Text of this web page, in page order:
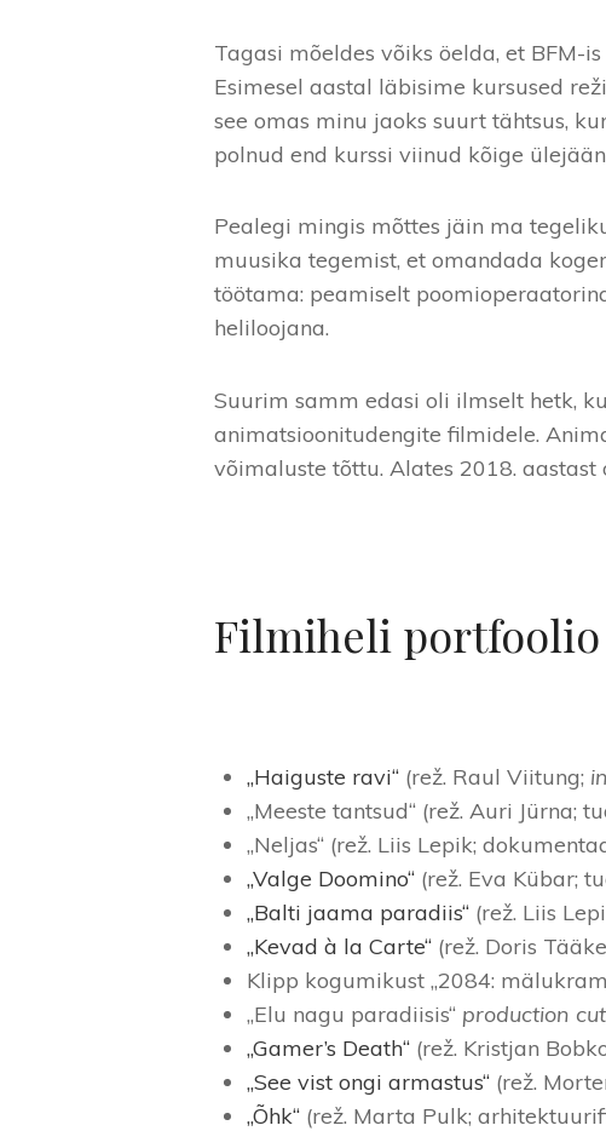
Tagasi mõeldes võiks öelda, et
Esimesel aastal läbisime kursused
see omas minu jaoks suurt tähtsus,
polnud end kurssi viinud kõige
Pealegi mingis mõttes jäin ma
muusika tegemist, et omandada
töötama: peamiselt
heliloojana.
Suurim samm edasi oli ilmselt hetk,
animatsioonitudengite filmidele.
võimaluste tõttu. Alates 2018.
Filmiheli portfoolio
„Haiguste ravi“ (rež. Raul Viitung;
„Meeste tantsud“ (rež. Auri Jürna;
„Neljas“ (rež. Liis Lepik;
„Valge Doomino“ (rež. Eva Kübar;
„Balti jaama paradiis“ (rež. Liis
„Kevad à la Carte“ (rež. Doris
Klipp kogumikust „2084:
„Elu nagu paradiisis“ production cut
„Gamer’s Death“ (rež. Kristjan
„See vist ongi armastus“ (rež.
„Õhk“ (rež. Marta Pulk;